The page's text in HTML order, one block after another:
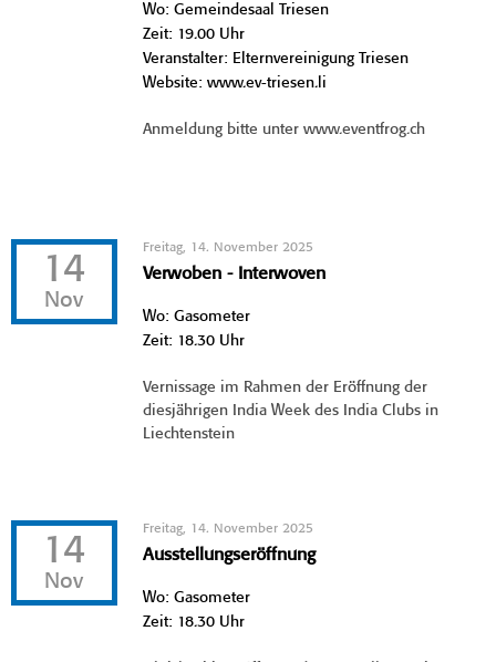
Wo: Gemeindesaal Triesen
Zeit: 19.00 Uhr
Veranstalter: Elternvereinigung Triesen
Website: www.ev-triesen.li
Anmeldung bitte unter www.eventfrog.ch
14
Nov
Freitag, 14. November 2025
Verwoben - Interwoven
Wo: Gasometer
Zeit: 18.30 Uhr
Vernissage im Rahmen der Eröffnung der
diesjährigen India Week des India Clubs in
Liechtenstein
14
Nov
Freitag, 14. November 2025
Ausstellungseröffnung
Wo: Gasometer
Zeit: 18.30 Uhr